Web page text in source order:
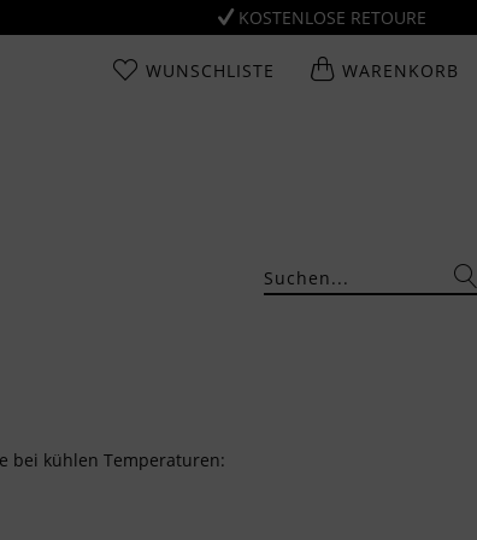
KOSTENLOSE RETOURE
WUNSCHLISTE WARENKORB
bei kühlen Temperaturen: